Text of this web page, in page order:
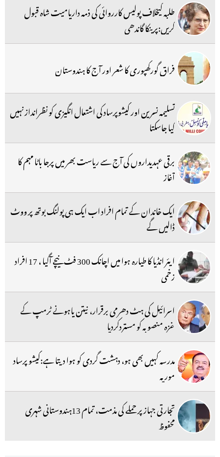
طلبہ کیخلاف پولیس کارروائی کی ذمہ داریامیت شاہ قبول
کریں:پرینکا گاندھی
فراق گورکھپوری کا شعر اور آج کا ہندوستان
تسلیمہ نسرین اور کیشوپرساد کی اشتعال انگیزی کو نظرانداز نہیں
کیا جاسکتا
برقی عہدیداروں کی آج سے ریاست بھر میں پرجا باٹا مہم کا
آغاز
ایک خاندان کے تمام افراد اب ایک ہی پولنگ بوتھ پر ووٹ
ڈالیں گے
ایئر انڈیا کا طیارہ ہوا میں اچانک 300 فٹ نیچے آگیا ، 17 افراد
زخمی
اسرائیل کی ہٹ دھرمی برقرار، نیتن یاہونے ٹرمپ کے
غزہ منصوبہ کو مستردکردیا
مدرسہ کہیں بھی ہو، دہشت گردی کو ہوا دیتا ہے:کیشو پرساد
موریہ
تجارتی جہاز پر حملے کی مذمت، تمام 13ہندوستانی شہری
محفوظ